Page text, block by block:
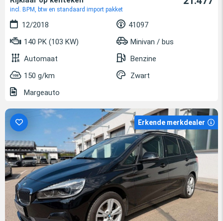
incl. BPM, btw en standaard import pakket
12/2018
41097
140 PK (103 KW)
Minivan / bus
Automaat
Benzine
150 g/km
Zwart
Margeauto
Erkende merkdealer